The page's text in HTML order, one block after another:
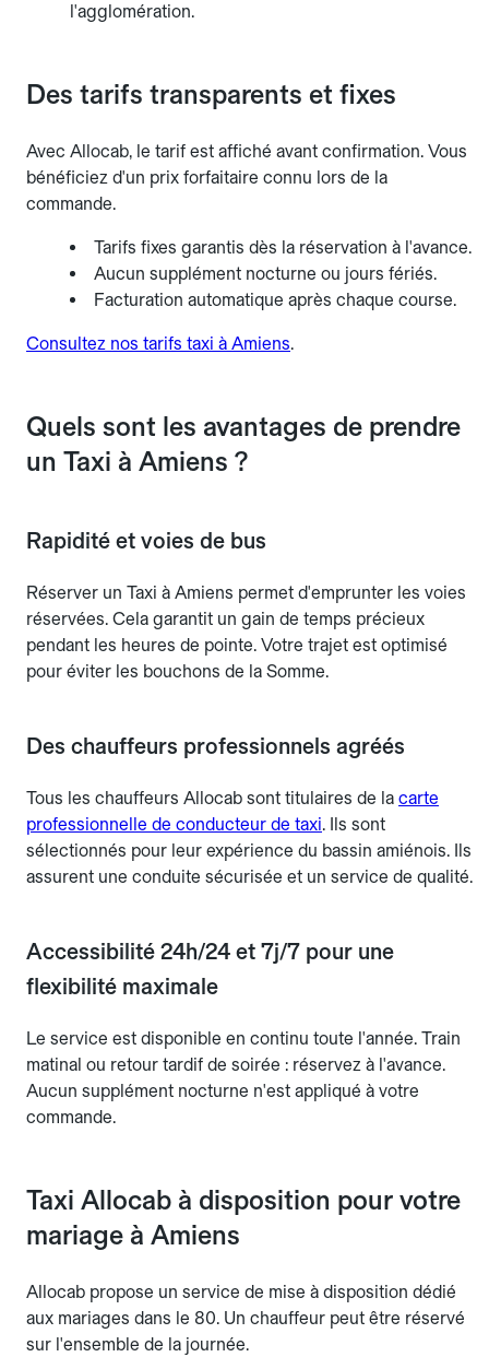
l'agglomération.
Des tarifs transparents et fixes
Avec Allocab, le tarif est affiché avant confirmation. Vous
bénéficiez d'un prix forfaitaire connu lors de la
commande.
Tarifs fixes garantis dès la réservation à l'avance.
Aucun supplément nocturne ou jours fériés.
Facturation automatique après chaque course.
Consultez nos tarifs taxi à Amiens.
Quels sont les avantages de prendre
un Taxi à Amiens ?
Rapidité et voies de bus
Réserver un Taxi à Amiens permet d'emprunter les voies
réservées. Cela garantit un gain de temps précieux
pendant les heures de pointe. Votre trajet est optimisé
pour éviter les bouchons de la Somme.
Des chauffeurs professionnels agréés
Tous les chauffeurs Allocab sont titulaires de la carte
professionnelle de conducteur de taxi. Ils sont
sélectionnés pour leur expérience du bassin amiénois. Ils
assurent une conduite sécurisée et un service de qualité.
Accessibilité 24h/24 et 7j/7 pour une
flexibilité maximale
Le service est disponible en continu toute l'année. Train
matinal ou retour tardif de soirée : réservez à l'avance.
Aucun supplément nocturne n'est appliqué à votre
commande.
Taxi Allocab à disposition pour votre
mariage à Amiens
Allocab propose un service de mise à disposition dédié
aux mariages dans le 80. Un chauffeur peut être réservé
sur l'ensemble de la journée.